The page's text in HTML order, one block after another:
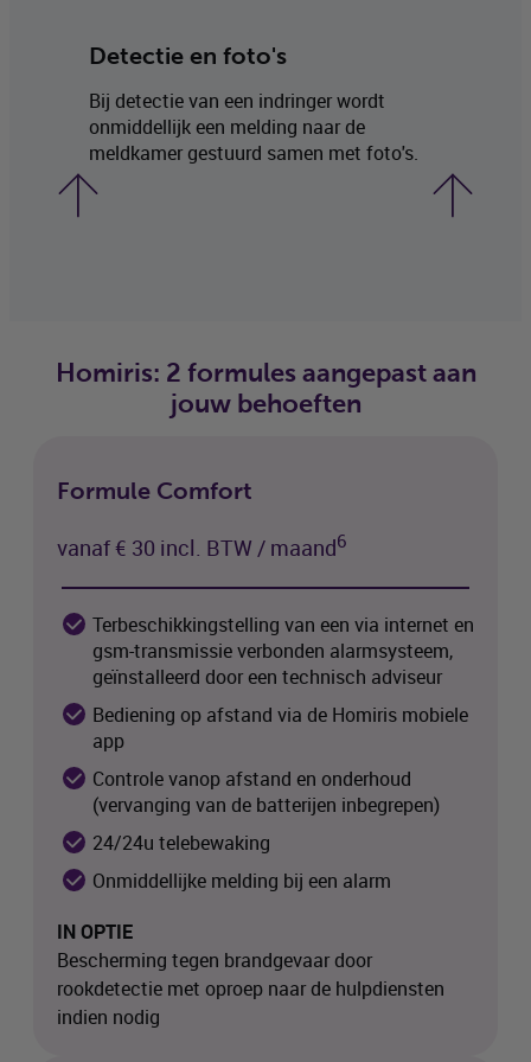
Detectie en foto's
Bij detectie van een indringer wordt
onmiddellijk een melding naar de
meldkamer gestuurd samen met foto's.
Homiris: 2 formules aangepast aan
jouw behoeften
Formule Comfort
vanaf € 30 incl. BTW / maand6
Terbeschikkingstelling van een via internet en
gsm-transmissie verbonden alarmsysteem,
geïnstalleerd door een technisch adviseur
Bediening op afstand via de Homiris mobiele
app
Controle vanop afstand en onderhoud
(vervanging van de batterijen inbegrepen)
24/24u telebewaking
Onmiddellijke melding bij een alarm
IN OPTIE
Bescherming tegen brandgevaar door
rookdetectie met oproep naar de hulpdiensten
indien nodig